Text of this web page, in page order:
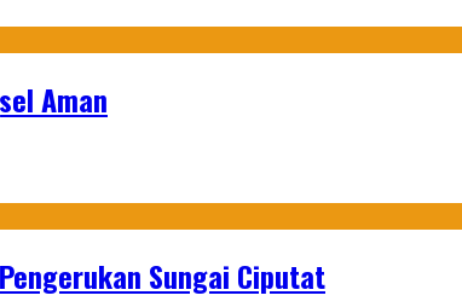
Aman
Sungai Ciputat